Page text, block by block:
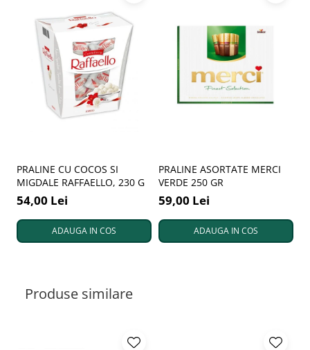
PRALINE CU COCOS SI
MIGDALE RAFFAELLO, 230 G
54,00 Lei
ADAUGA IN COS
PRALINE ASORTATE MERCI
VERDE 250 GR
59,00 Lei
ADAUGA IN COS
Produse similare